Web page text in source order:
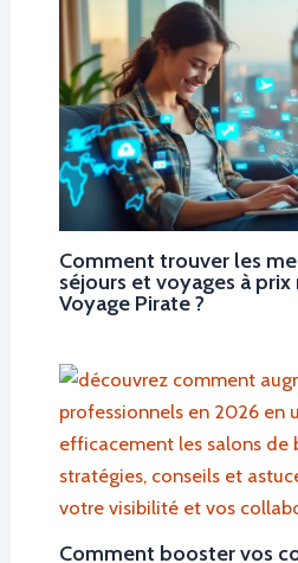
Comment trouver les
séjours et voyages à prix
Voyage Pirate ?
Comment booster vos